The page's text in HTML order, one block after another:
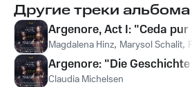
Другие треки альбома
Argenore, Act I: "Ceda
Magdalena Hinz, Marysol Schalit,
Argenore: "Die
Claudia Michelsen